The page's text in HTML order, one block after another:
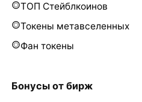
ТОП Стейблкоинов
Токены метавселенных
Фан токены
Бонусы от бирж